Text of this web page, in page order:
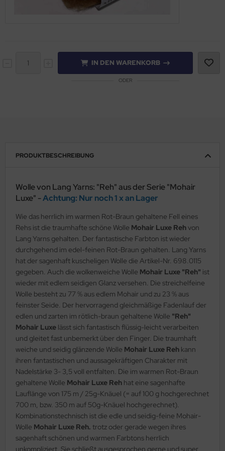
IN DEN WARENKORB
ODER
PRODUKTBESCHREIBUNG
Wolle von Lang Yarns: "Reh" aus der Serie "Mohair
Luxe" -Achtung: Nur noch 1 x an Lager
Wie das herrlich im warmen Rot-Braun gehaltene Fell eines
Rehs ist die traumhafte schöne Wolle Mohair Luxe Rehvon
Lang Yarns gehalten. Der fantastische Farbton ist wieder
durchgehend im edel-feinen Rot-Braun gehalten. Lang Yarns
hat der sagenhaft kuscheligen Wolle die Artikel-Nr. 698.0115
gegeben. Auch die wolkenweiche Wolle Mohair Luxe "Reh" ist
wieder mit edlem seidigen Glanz versehen. Die streichelfeine
Wolle besteht zu 77 % aus edlem Mohair und zu 23 % aus
feinster Seide. Der hervorragend gleichmäßige Fadenlauf der
edlen und zarten im rötlich-braun gehaltene Wolle "Reh"
Mohair Luxe lässt sich fantastisch flüssig-leicht verarbeiten
und gleitet fast unbemerkt über den Finger. Die traumhaft
weiche und seidig glänzende Wolle Mohair Luxe Reh kann
ihren fantastischen und aussagekräftigen Charakter mit
Nadelstärke 3- 3,5 voll entfalten. Die im warmen Rot-Braun
gehaltene Wolle Mohair Luxe Reh hat eine sagenhafte
Lauflänge von 175 m / 25g-Knäuel (= auf 100 g hochgerechnet
700 m, bzw. 350 m auf 50g-Knäuel hochgerechnet).
Kombinationstechnisch ist die edle und seidig-feine Mohair-
Wolle Mohair Luxe Reh. trotz oder gerade wegen ihres
sagenhaft schönen und warmen Farbtons herrlich
unkompliziert. Sie schließt ausgesprochen gerne und super